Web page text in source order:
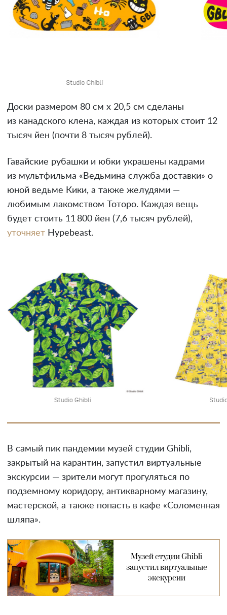
Studio Ghibli
Доски размером 80 см х 20,5 см сделаны
из канадского клена, каждая из которых стоит 12
тысяч йен (почти 8 тысяч рублей).
Гавайские рубашки и юбки украшены кадрами
из мультфильма «Ведьмина служба доставки» о
юной ведьме Кики, а также желудями —
любимым лакомством Тоторо. Каждая вещь
будет стоить 11 800 йен (7,6 тысяч рублей),
уточняет Hypebeast.
Studio Ghibli
В самый пик пандемии музей студии Ghibli,
закрытый на карантин, запустил виртуальные
экскурсии — зрители могут прогуляться по
подземному коридору, антикварному магазину,
мастерской, а также попасть в кафе «Соломенная
шляпа».
Музей студии Ghibli
запустил виртуальные
экскурсии